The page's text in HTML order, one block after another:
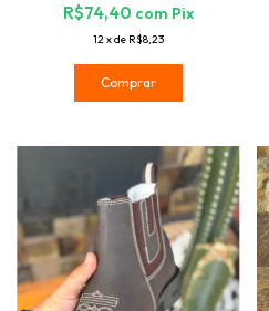
R$74,40 com Pix
12xde R$8,23
Comprar